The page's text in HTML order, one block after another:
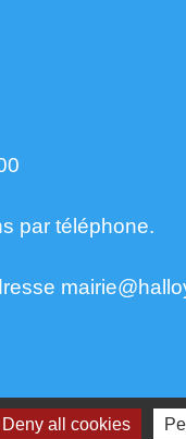
par téléphone.
Deny all cookies